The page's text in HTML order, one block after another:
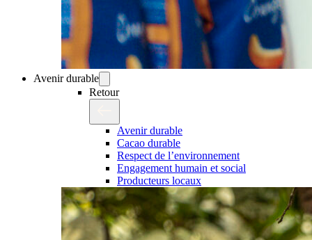
Avenir durable
Retour
Avenir durable
Cacao durable
Respect de l’environnement
Engagement humain et social
Producteurs locaux